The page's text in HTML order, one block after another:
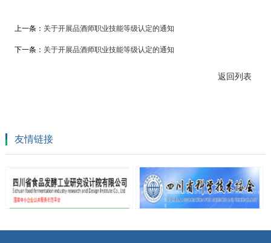
上一条： 关于开展品酒师职业技能等级认定的通知
下一条： 关于开展品酒师职业技能等级认定的通知
返回列表
友情链接